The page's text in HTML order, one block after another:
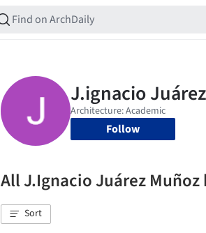
Follow
All J.Ignacio Juárez
Sort